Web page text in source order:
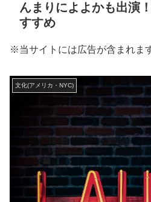
んまりによよかも出演
すすめ
※当サイトには広告が含まれま
文化(アメリカ・NYC)